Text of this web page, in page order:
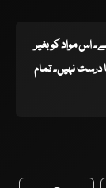
اس مواد کو بغیر
نہیں۔ تمام